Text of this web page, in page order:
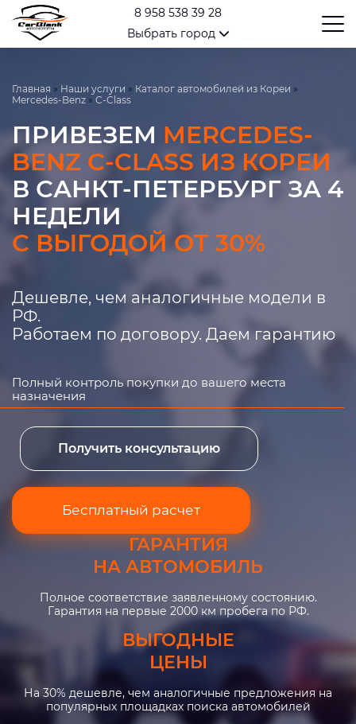
8 958 538 39 28
Выбрать город
Главная » Наши услуги » Каталог автомобилей из Кореи »
Mercedes-Benz » C-Class
ПРИВЕЗЕМ MERCEDES-
BENZ C-CLASS ИЗ КОРЕИ
В САНКТ-ПЕТЕРБУРГ ЗА 4
НЕДЕЛИ
С ВЫГОДОЙ ОТ 30%
Дешевле, чем аналогичные модели в
РФ.
Работаем по договору. Даем гарантию
Полный контроль покупки до вашего места
назначения
Получить консультацию
Бесплатный расчет
ГАРАНТИЯ
НА АВТОМОБИЛЬ
Полное соответствие заявленному состоянию.
Гарантия на первые 2000 км пробега по РФ.
ВЫГОДНЫЕ
ЦЕНЫ
На 30% дешевле, чем аналогичные предложения на
популярных площадках поиска автомобилей